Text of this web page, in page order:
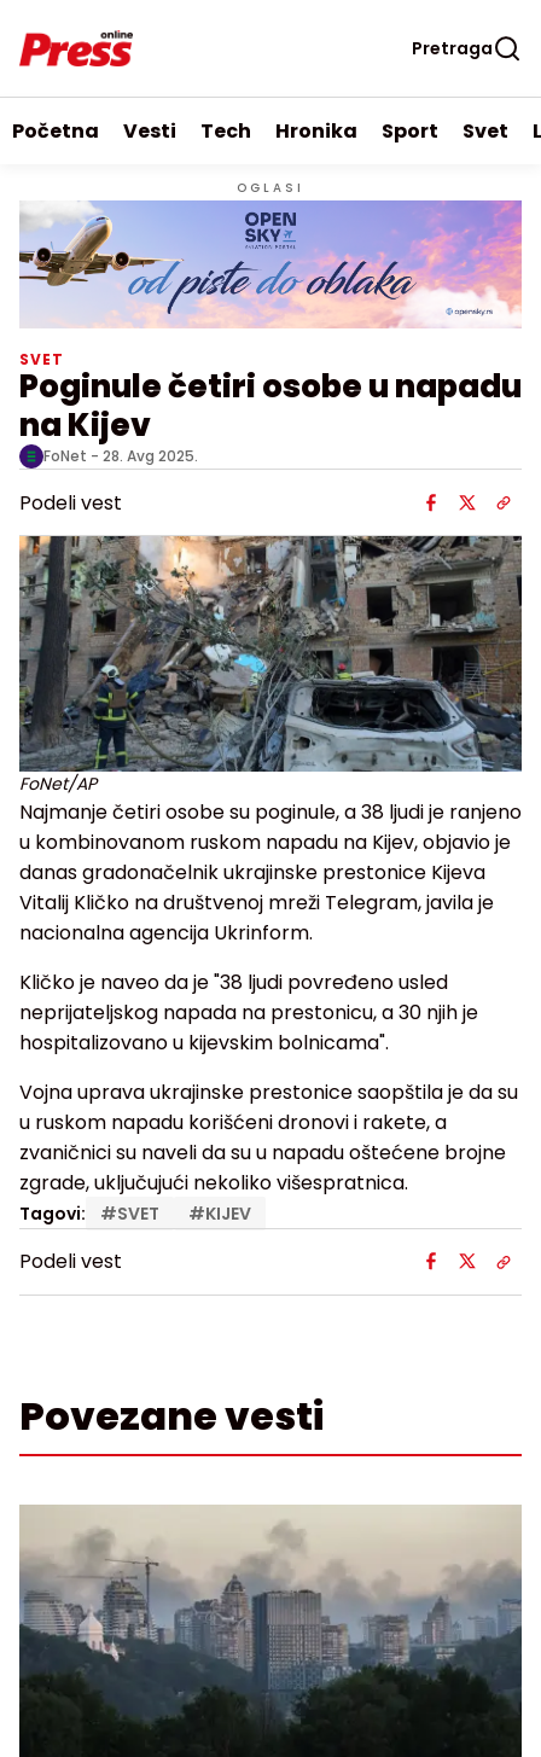
Pretraga
Početna Vesti Tech Hronika Sport Svet
OGLASI
SVET
Poginule četiri osobe u napadu
na Kijev
FoNet - 28. Avg 2025.
Podeli vest
FoNet/AP
Najmanje četiri osobe su poginule, a 38 ljudi je ranjeno
u kombinovanom ruskom napadu na Kijev, objavio je
danas gradonačelnik ukrajinske prestonice Kijeva
Vitalij Kličko na društvenoj mreži Telegram, javila je
nacionalna agencija Ukrinform.
Kličko je naveo da je "38 ljudi povređeno usled
neprijateljskog napada na prestonicu, a 30 njih je
hospitalizovano u kijevskim bolnicama".
Vojna uprava ukrajinske prestonice saopštila je da su
u ruskom napadu korišćeni dronovi i rakete, a
zvaničnici su naveli da su u napadu oštećene brojne
zgrade, uključujući nekoliko višespratnica.
Tagovi: #SVET #KIJEV
Podeli vest
Povezane vesti